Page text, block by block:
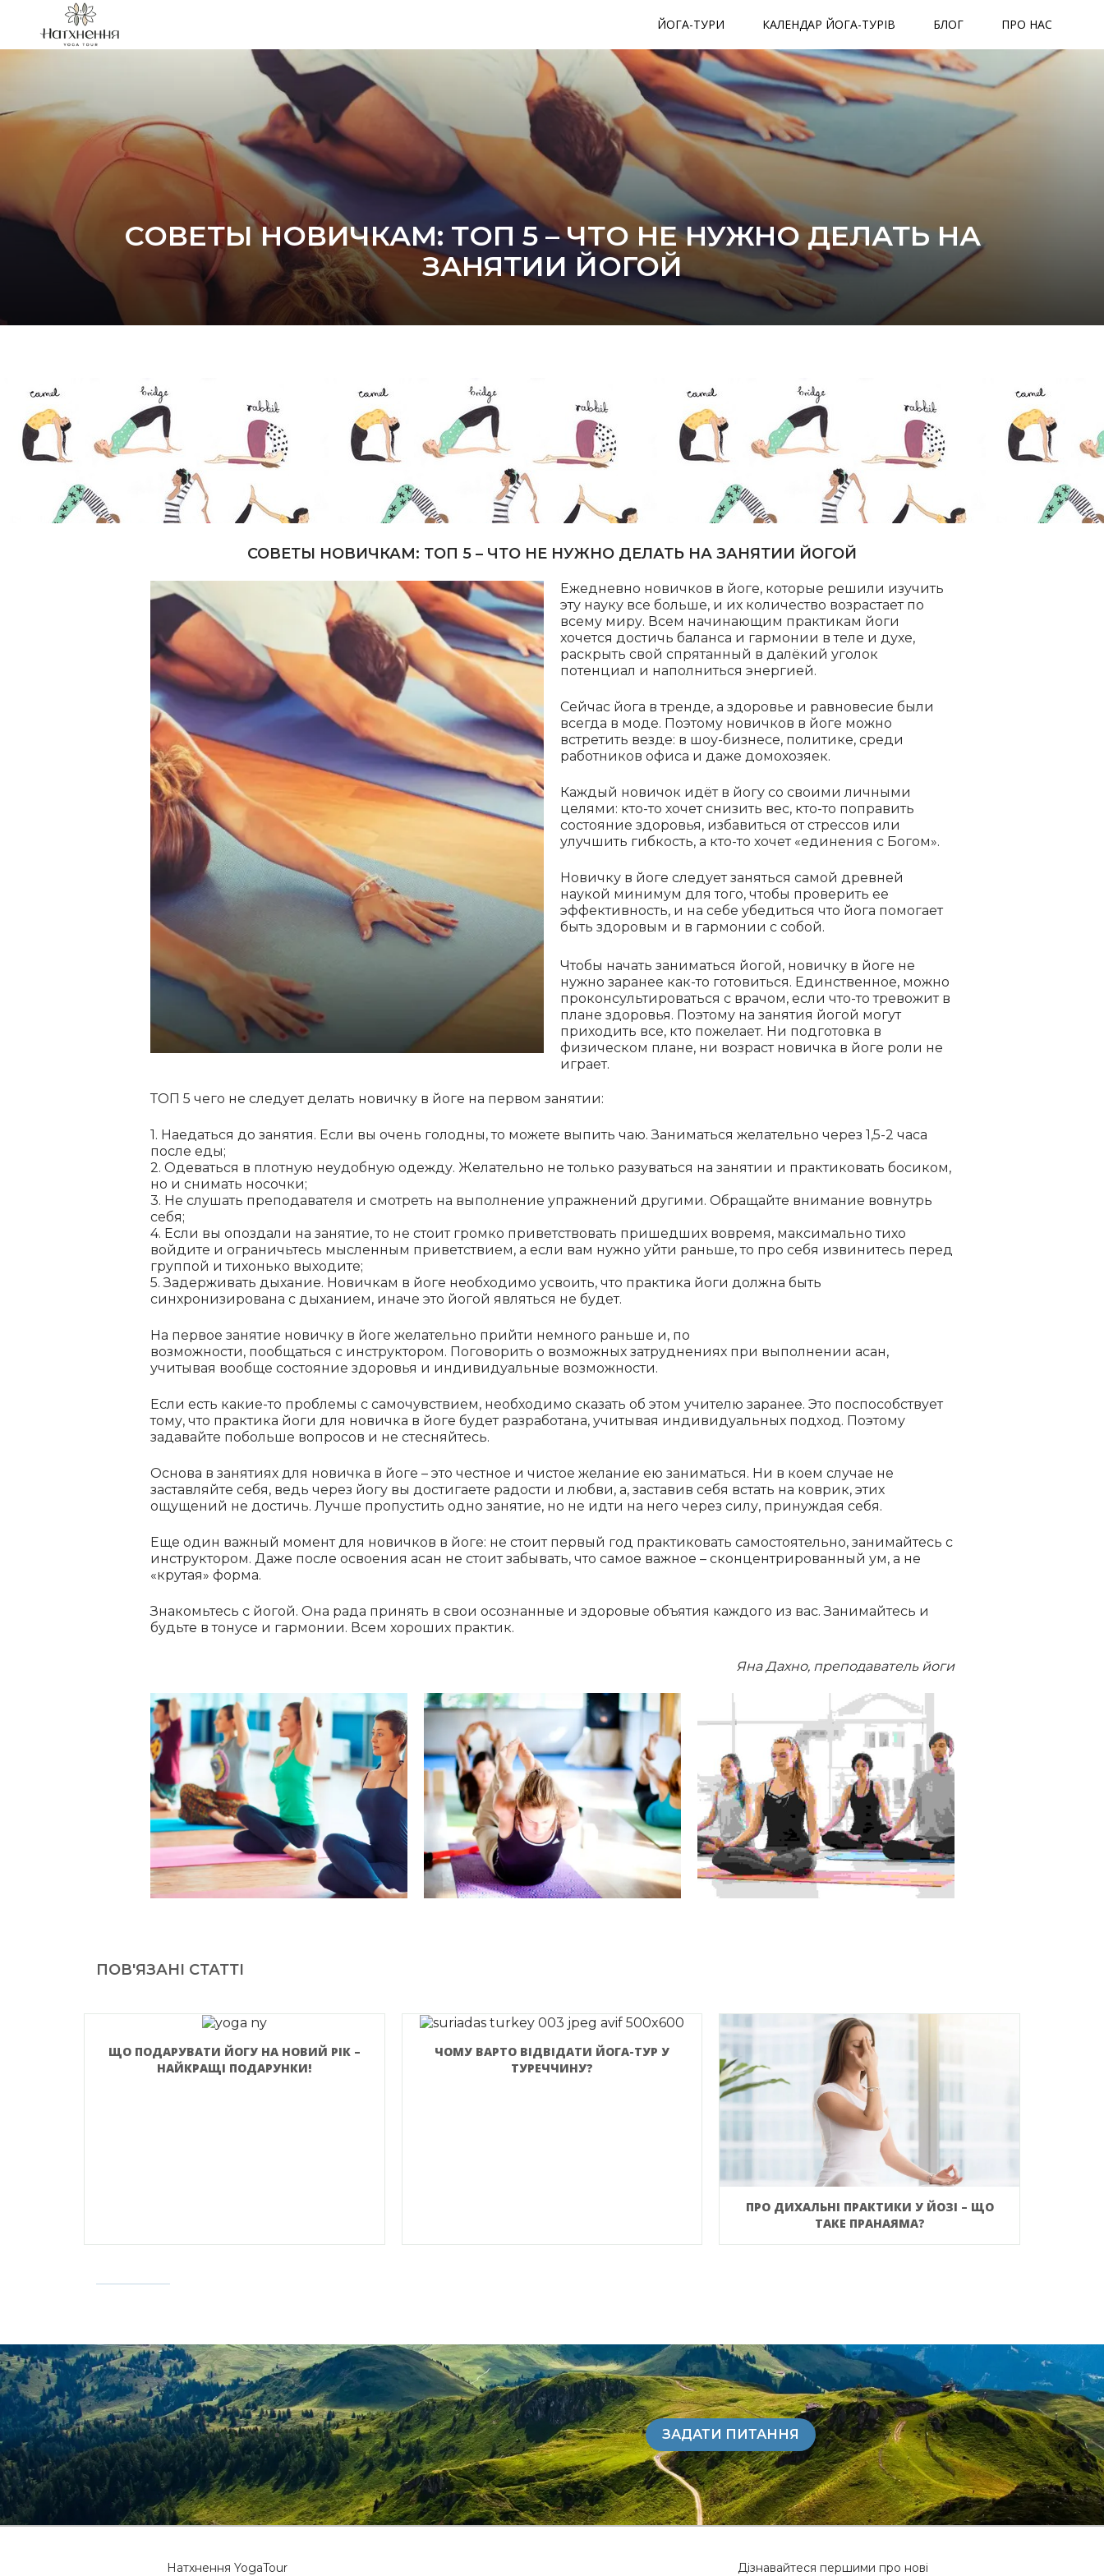
ЙОГА-ТУРИ КАЛЕНДАР ЙОГА-ТУРІВ БЛОГ ПРО НАС
СОВЕТЫ НОВИЧКАМ: ТОП 5 – ЧТО НЕ НУЖНО ДЕЛАТЬ НА
ЗАНЯТИИ ЙОГОЙ
СОВЕТЫ НОВИЧКАМ: ТОП 5 – ЧТО НЕ НУЖНО ДЕЛАТЬ НА ЗАНЯТИИ ЙОГОЙ
Ежедневно новичков в йоге, которые решили изучить
эту науку все больше, и их количество возрастает по
всему миру. Всем начинающим практикам йоги
хочется достичь баланса и гармонии в теле и духе,
раскрыть свой спрятанный в далёкий уголок
потенциал и наполниться энергией.
Сейчас йога в тренде, а здоровье и равновесие были
всегда в моде. Поэтому новичков в йоге можно
встретить везде: в шоу-бизнесе, политике, среди
работников офиса и даже домохозяек.
Каждый новичок идёт в йогу со своими личными
целями: кто-то хочет снизить вес, кто-то поправить
состояние здоровья, избавиться от стрессов или
улучшить гибкость, а кто-то хочет «единения с Богом».
Новичку в йоге следует заняться самой древней
наукой минимум для того, чтобы проверить ее
эффективность, и на себе убедиться что йога помогает
быть здоровым и в гармонии с собой.
Чтобы начать заниматься йогой, новичку в йоге не
нужно заранее как-то готовиться. Единственное, можно
проконсультироваться с врачом, если что-то тревожит в
плане здоровья. Поэтому на занятия йогой могут
приходить все, кто пожелает. Ни подготовка в
физическом плане, ни возраст новичка в йоге роли не
играет.
ТОП 5 чего не следует делать новичку в йоге на первом занятии:
1. Наедаться до занятия. Если вы очень голодны, то можете выпить чаю. Заниматься желательно через 1,5-2 часа
после еды;
2. Одеваться в плотную неудобную одежду. Желательно не только разуваться на занятии и практиковать босиком,
но и снимать носочки;
3. Не слушать преподавателя и смотреть на выполнение упражнений другими. Обращайте внимание вовнутрь
себя;
4. Если вы опоздали на занятие, то не стоит громко приветствовать пришедших вовремя, максимально тихо
войдите и ограничьтесь мысленным приветствием, а если вам нужно уйти раньше, то про себя извинитесь перед
группой и тихонько выходите;
5. Задерживать дыхание. Новичкам в йоге необходимо усвоить, что практика йоги должна быть
синхронизирована с дыханием, иначе это йогой являться не будет.
На первое занятие новичку в йоге желательно прийти немного раньше и, по
возможности, пообщаться с инструктором. Поговорить о возможных затруднениях при выполнении асан,
учитывая вообще состояние здоровья и индивидуальные возможности.
Если есть какие-то проблемы с самочувствием, необходимо сказать об этом учителю заранее. Это поспособствует
тому, что практика йоги для новичка в йоге будет разработана, учитывая индивидуальных подход. Поэтому
задавайте побольше вопросов и не стесняйтесь.
Основа в занятиях для новичка в йоге – это честное и чистое желание ею заниматься. Ни в коем случае не
заставляйте себя, ведь через йогу вы достигаете радости и любви, а, заставив себя встать на коврик, этих
ощущений не достичь. Лучше пропустить одно занятие, но не идти на него через силу, принуждая себя.
Еще один важный момент для новичков в йоге: не стоит первый год практиковать самостоятельно, занимайтесь с
инструктором. Даже после освоения асан не стоитзабывать, что самое важное – сконцентрированный ум, а не
«крутая» форма.
Знакомьтесь с йогой. Она рада принять в свои осознанные и здоровые объятия каждого из вас. Занимайтесь и
будьте в тонусе и гармонии. Всем хороших практик.
Яна Дахно, преподаватель йоги
ПОВ'ЯЗАНІ СТАТТІ
ЩО ПОДАРУВАТИ ЙОГУ НА НОВИЙ РІК –
НАЙКРАЩІ ПОДАРУНКИ!
ЧОМУ ВАРТО ВІДВІДАТИ ЙОГА-ТУР У
ТУРЕЧЧИНУ?
ПРО ДИХАЛЬНІ ПРАКТИКИ У ЙОЗІ – ЩО
ТАКЕ ПРАНАЯМА?
ЗАДАТИ ПИТАННЯ
Натхнення YogaTour Дізнавайтеся першими про нові